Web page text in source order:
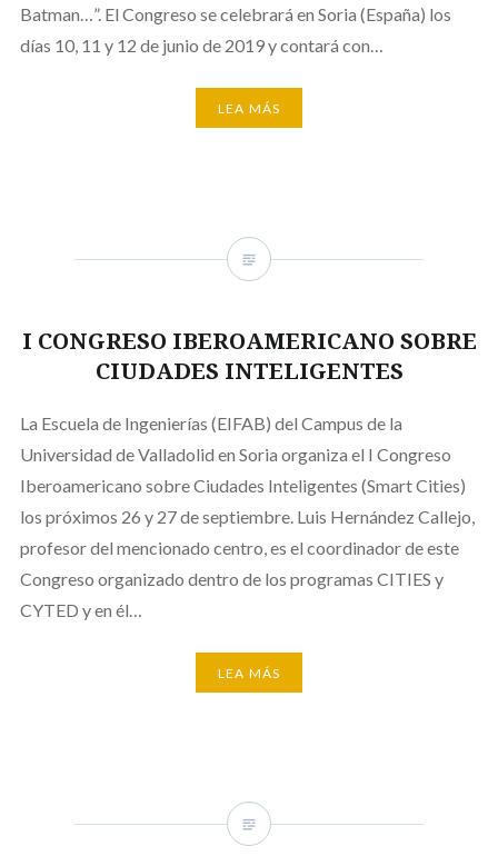
Batman…”. El Congreso se celebrará en Soria (España) los
días 10, 11 y 12 de junio de 2019 y contará con…
LEA MÁS
I CONGRESO IBEROAMERICANO SOBRE
CIUDADES INTELIGENTES
La Escuela de Ingenierías (EIFAB) del Campus de la
Universidad de Valladolid en Soria organiza el I Congreso
Iberoamericano sobre Ciudades Inteligentes (Smart Cities)
los próximos 26 y 27 de septiembre. Luis Hernández Callejo,
profesor del mencionado centro, es el coordinador de este
Congreso organizado dentro de los programas CITIES y
CYTED y en él…
LEA MÁS